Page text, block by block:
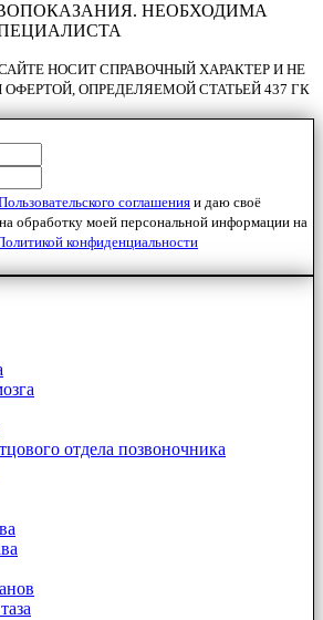
НЕОБХОДИМА
НОСИТ СПРАВОЧНЫЙ ХАРАКТЕР И НЕ
ОПРЕДЕЛЯЕМОЙ СТАТЬЕЙ 437 ГК
соглашенияи даю своё
обработку моей персональной информации на
конфиденциальности
отдела позвоночника